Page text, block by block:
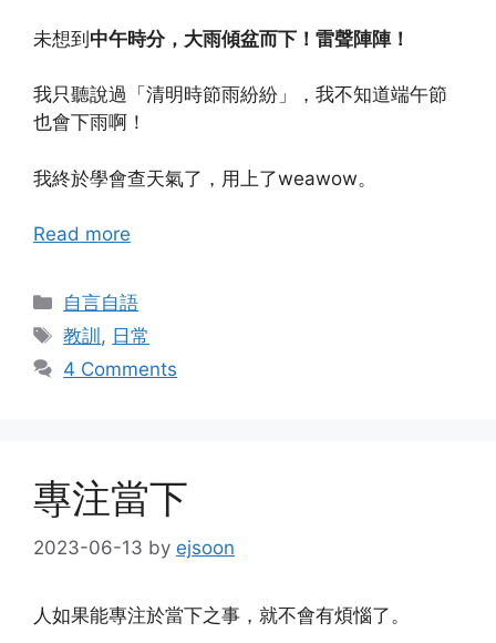
未想到中午時分，大雨傾盆而下！雷聲陣陣！
我只聽說過「清明時節雨紛紛」，我不知道端午節
也會下雨啊！
我終於學會查天氣了，用上了weawow。
Read more
Categories
自言自語
Tags
教訓 , 日常
4 Comments
專注當下
2023-06-13 by ejsoon
人如果能專注於當下之事，就不會有煩惱了。